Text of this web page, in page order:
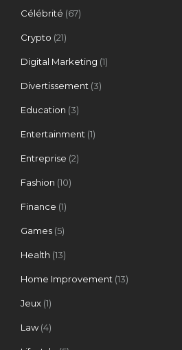
Célébrité (67)
Crypto (21)
Digital Marketing (1)
Divertissement (3)
Education (3)
Entertainment (1)
Entreprise (2)
Fashion (10)
Finance (1)
Games (5)
Health (13)
Home Improvement (13)
Jeux (1)
Law(4)